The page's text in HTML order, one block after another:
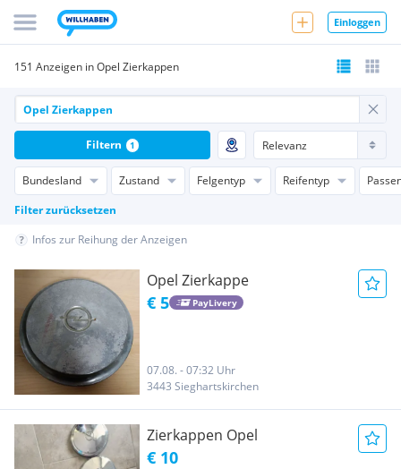
Einloggen
151 Anzeigen in Opel Zierkappen
Bundesland Zustand Felgentyp Reifentyp
Filter zurücksetzen
Filtern 1
Infos zur Reihung der Anzeigen
Opel Zierkappe
€ 5 PayLivery
07.08. - 07:32 Uhr
3443 Sieghartskirchen
Zierkappen Opel
€ 10